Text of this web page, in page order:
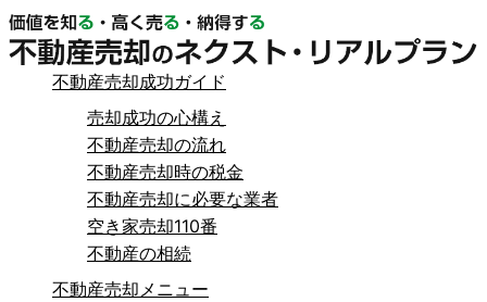
不動産売却成功ガイド
売却成功の心構え
不動産売却の流れ
不動産売却時の税金
不動産売却に必要な業者
空き家売却110番
不動産の相続
不動産売却メニュー